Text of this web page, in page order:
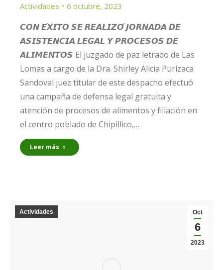
Actividades 6 octubre, 2023
𝘾𝙊𝙉 𝙀́𝙓𝙄𝙏𝙊 𝙎𝙀 𝙍𝙀𝘼𝙇𝙄𝙕𝙊́ 𝙅𝙊𝙍𝙉𝘼𝘿𝘼 𝘿𝙀
𝘼𝙎𝙄𝙎𝙏𝙀𝙉𝘾𝙄𝘼 𝙇𝙀𝙂𝘼𝙇 𝙔 𝙋𝙍𝙊𝘾𝙀𝙎𝙊𝙎 𝘿𝙀
𝘼𝙇𝙄𝙈𝙀𝙉𝙏𝙊𝙎 El juzgado de paz letrado de Las
Lomas a cargo de la Dra. Shirley Alicia Purizaca
Sandoval juez titular de este despacho efectuó
una campaña de defensa legal gratuita y
atención de procesos de alimentos y filiación en
el centro poblado de Chipillico,…
Leer más
Oct
6
2023
Actividades